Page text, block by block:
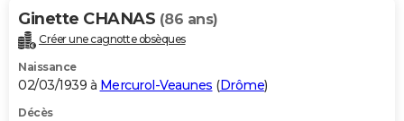
Ginette CHANAS (86 ans)
Créer une cagnotte obsèques
Naissance
02/03/1939 à Mercurol-Veaunes (Drôme)
Décès